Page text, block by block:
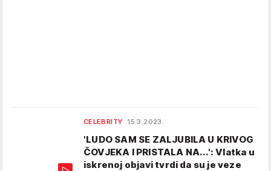
CELEBRITY 15.3.2023.
'LUDO SAM SE ZALJUBILA U KRIVOG
ČOVJEKA I PRISTALA NA...': Vlatka u
iskrenoj objavi tvrdi da su je veze